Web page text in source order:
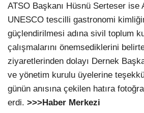
ATSO Başkanı Hüsnü Serteser ise
UNESCO tescilli gastronomi
güçlendirilmesi adına sivil toplum
çalışmalarını önemsediklerini
ziyaretlerinden dolayı Dernek
ve yönetim kurulu üyelerine
günün anısına çekilen hatıra
erdi. >>>Haber Merkezi